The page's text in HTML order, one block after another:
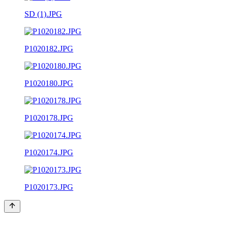
SD (1).JPG
P1020182.JPG
P1020180.JPG
P1020178.JPG
P1020174.JPG
P1020173.JPG